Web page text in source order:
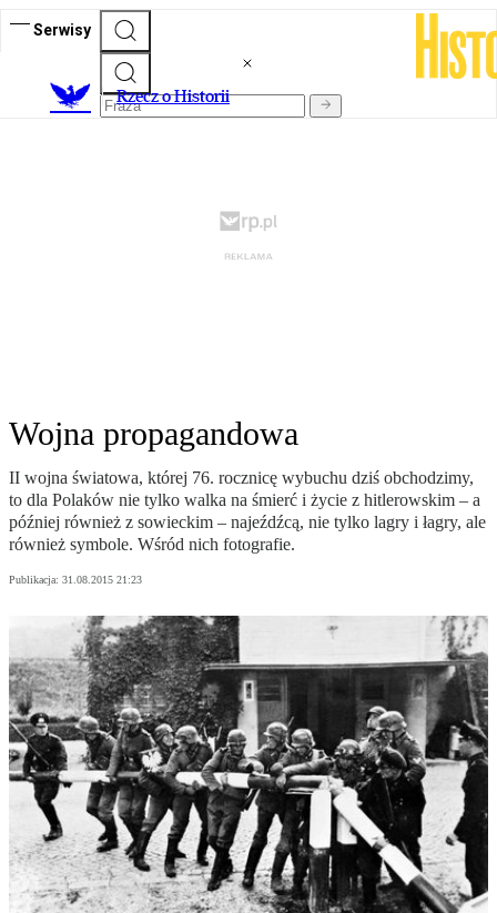
Serwisy
Rzecz o Historii
Wojna propagandowa
II wojna światowa, której 76. rocznicę wybuchu dziś obchodzimy,
to dla Polaków nie tylko walka na śmierć i życie z hitlerowskim – a
później również z sowieckim – najeźdźcą, nie tylko lagry i łagry, ale
również symbole. Wśród nich fotografie.
Publikacja: 31.08.2015 21:23